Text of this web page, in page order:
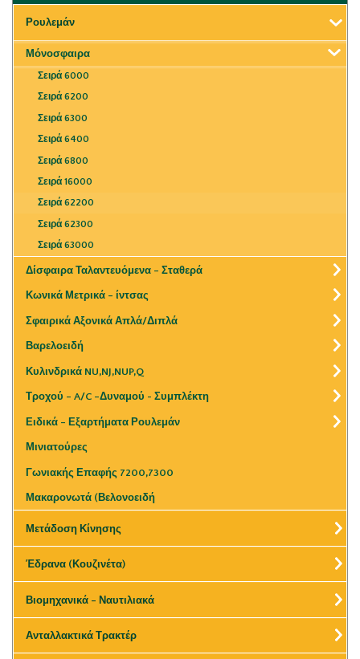
Ρουλεμάν
Μόνοσφαιρα
Σειρά 6000
Σειρά 6200
Σειρά 6300
Σειρά 6400
Σειρά 6800
Σειρά 16000
Σειρά 62200
Σειρά 62300
Σειρά 63000
Δίσφαιρα Ταλαντευόμενα – Σταθερά
Κωνικά Μετρικά – ίντσας
Σφαιρικά Αξονικά Απλά/Διπλά
Βαρελοειδή
Κυλινδρικά NU,NJ,NUP,Q
Τροχού – A/C –Δυναμού - Συμπλέκτη
Ειδικά – Εξαρτήματα Ρουλεμάν
Μινιατούρες
Γωνιακής Επαφής 7200,7300
Μακαρονωτά (Βελονοειδή
Μετάδοση Κίνησης
Έδρανα (Κουζινέτα)
Βιομηχανικά – Ναυτιλιακά
Ανταλλακτικά Τρακτέρ